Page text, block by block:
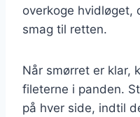
overkoge hvidløget,
smag til retten.
Når smørret er klar,
fileterne i panden.
på hver side, indtil